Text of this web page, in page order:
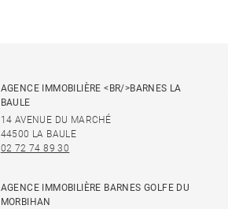
AGENCE IMMOBILIÈRE <BR/>BARNES LA
BAULE
14 AVENUE DU MARCHÉ
44500 LA BAULE
02 72 74 89 30
AGENCE IMMOBILIÈRE BARNES GOLFE DU
MORBIHAN